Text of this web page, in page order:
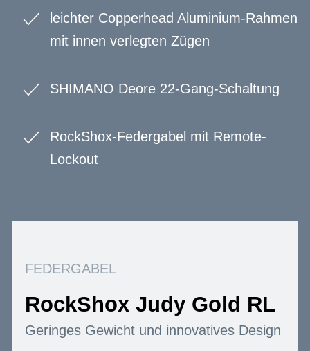
leichter Copperhead Aluminium-Rahmen
mit innen verlegten Zügen
SHIMANO Deore 22-Gang-Schaltung
RockShox-Federgabel mit Remote-
Lockout
FEDERGABEL
RockShox Judy Gold RL
Geringes Gewicht und innovatives Design